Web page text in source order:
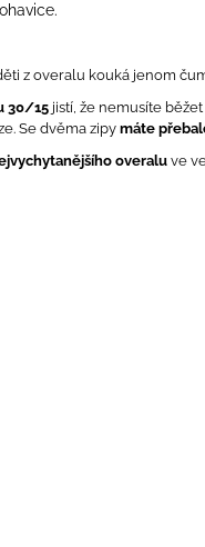
z overalu kouká jenom
30/15 jistí, že nemusíte
Se dvěma zipymáte
overaluve